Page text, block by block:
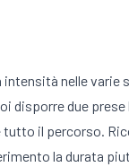
nelle
disporre due
tutto il percorso.
la durata